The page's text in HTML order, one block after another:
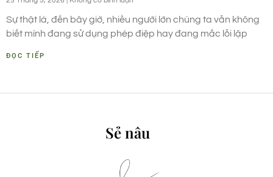
Sự thật là, đến bây giờ, nhiều người lớn chúng ta vẫn không
biết mình đang sử dụng phép điệp hay đang mắc lỗi lặp
ĐỌC TIẾP
Sẻ nâu